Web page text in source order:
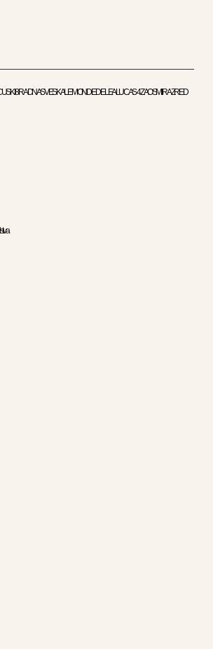
8 RADNA SVESKA LE MONDE DE LEA LUCAS 4 ZA OSMI RAZRED